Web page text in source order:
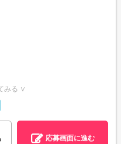
みる ∨
応募画面に進む